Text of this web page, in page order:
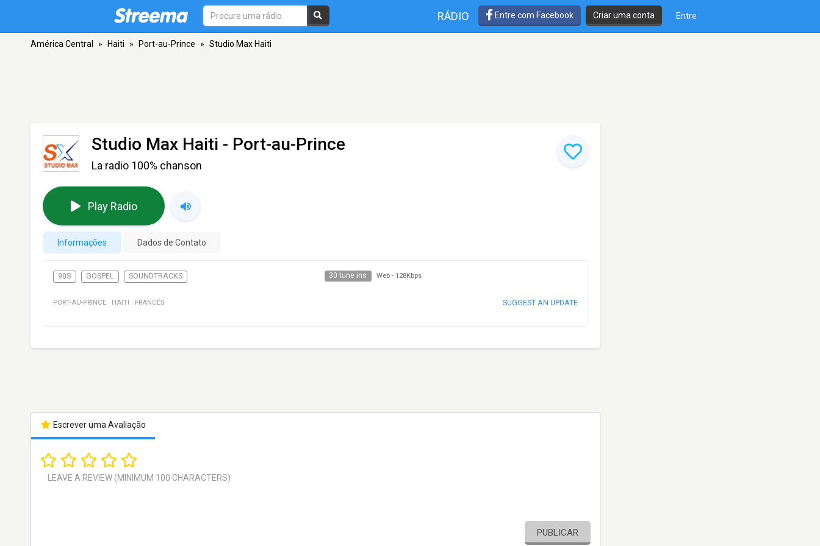
RÁDIO Entre com Facebook Criar uma conta Entre
América Central » Haiti » Port-au-Prince » Studio Max Haiti
Studio Max Haiti - Port-au-Prince
La radio 100% chanson
Play Radio
Informações Dados de Contato
90S GOSPEL SOUNDTRACKS 30 tune ins Web - 128Kbps
PORT-AU-PRINCE · HAITI · FRANCÊS SUGGEST AN UPDATE
Escrever uma Avaliação
PUBLICAR